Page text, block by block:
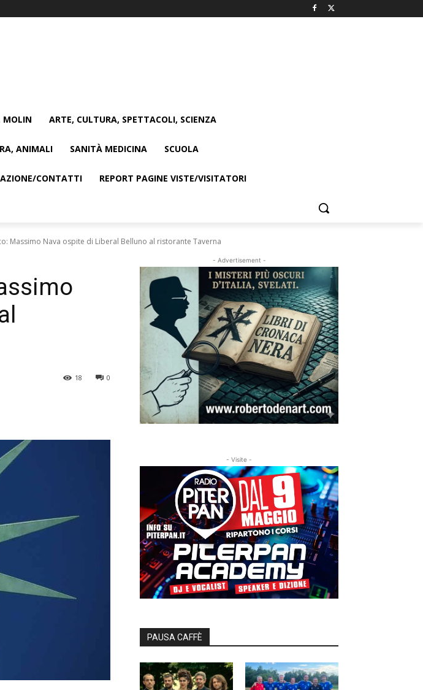
MOLIN ARTE, CULTURA, SPETTACOLI, SCIENZA
ANIMALI SANITÀ MEDICINA SCUOLA
CONTATTI REPORT PAGINE VISTE/VISITATORI
Massimo Nava ospite di Liberal Belluno al ristorante Taverna
0
18
- Advertisement -
- Visite -
PAUSA CAFFÈ